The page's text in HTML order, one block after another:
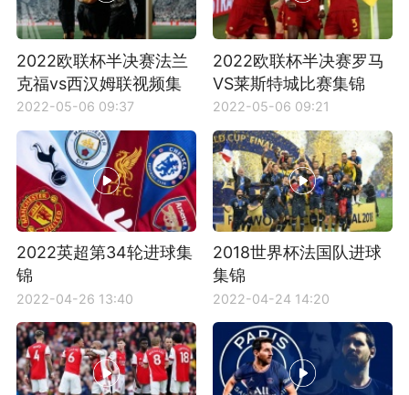
2022欧联杯半决赛法兰
克福vs西汉姆联视频集
锦
2022-05-06 09:37
2022欧联杯半决赛罗马
VS莱斯特城比赛集锦
2022-05-06 09:21
2022英超第34轮进球集
锦
2022-04-26 13:40
2018世界杯法国队进球
集锦
2022-04-24 14:20